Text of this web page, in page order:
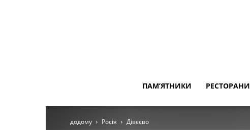
ПАМ’ЯТНИКИ РЕСТОРАНИ
додому Росія Дівєєво